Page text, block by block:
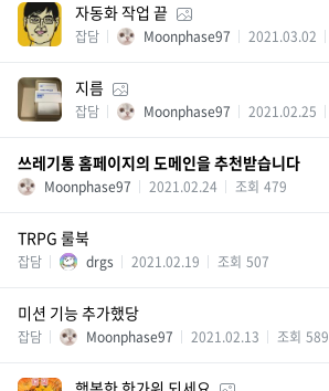
자동화 작업 끝
잡담 Moonphase97 2021.03.02
지름
잡담 Moonphase97 2021.02.25
쓰레기통 홈페이지의 도메인을 추천받습니다
Moonphase97 2021.02.24 조회 479
TRPG 룰북
잡담 drgs 2021.02.19 조회 507
미션 기능 추가했당
잡담 Moonphase97 2021.02.13 조회 589